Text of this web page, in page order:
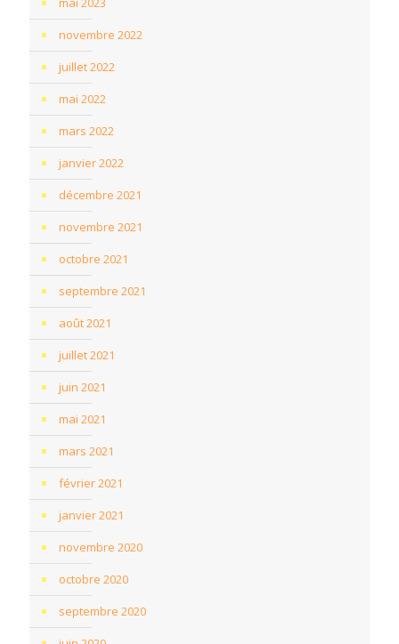
novembre 2022
juillet 2022
mai 2022
mars 2022
janvier 2022
décembre 2021
novembre 2021
octobre 2021
septembre 2021
août 2021
juillet 2021
juin 2021
mai 2021
mars 2021
février 2021
janvier 2021
novembre 2020
octobre 2020
septembre 2020